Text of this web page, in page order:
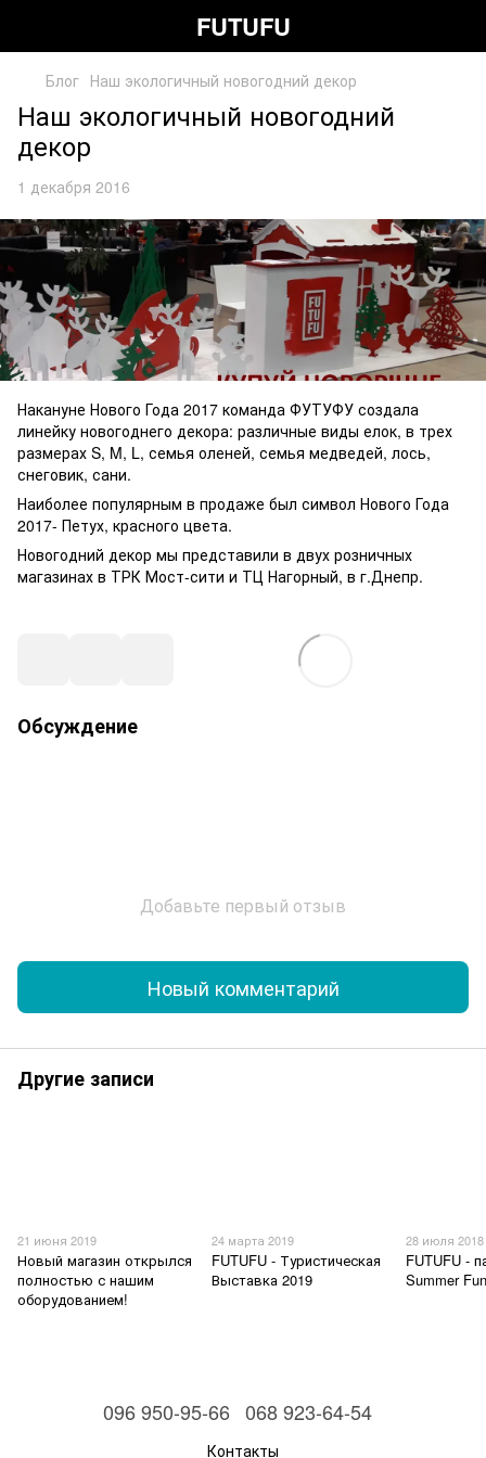
FUTUFU
Блог Наш экологичный новогодний декор
Наш экологичный новогодний
декор
1 декабря 2016
Накануне Нового Года 2017 команда ФУТУФУ создала
линейку новогоднего декора: различные виды елок, в трех
размерах S, M, L, семья оленей, семья медведей, лось,
снеговик, сани.
Наиболее популярным в продаже был символ Нового Года
2017- Петух, красного цвета.
Новогодний декор мы представили в двух розничных
магазинах в ТРК Мост-сити и ТЦ Нагорный, в г.Днепр.
Обсуждение
Добавьте первый отзыв
Новый комментарий
Другие записи
21 июня 2019
Новый магазин открылся
полностью с нашим
оборудованием!
24 марта 2019
FUTUFU - Туристическая
Выставка 2019
28 июля 2018
FUTUFU -
Summer
096 950-95-66 068 923-64-54
Контакты